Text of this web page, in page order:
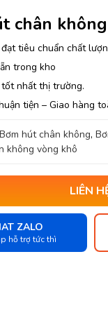
chân
tiêu chuẩn chất
trong kho
nhất thị trường.
tiện – Giao hàng
Bơm hút chân không,
không vòng khô
LIÊN
ZALO
hỗ trợ tức thì